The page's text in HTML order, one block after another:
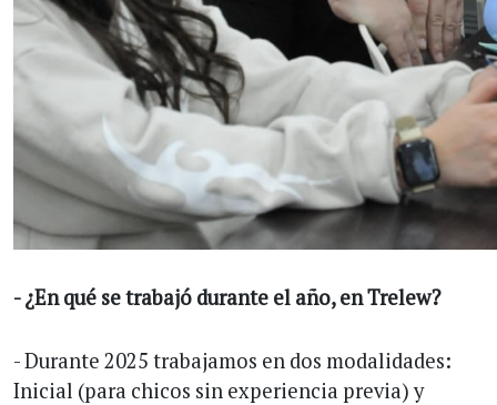
- ¿En qué se trabajó durante el año, en Trelew?
- Durante 2025 trabajamos en dos modalidades:
Inicial (para chicos sin experiencia previa) y